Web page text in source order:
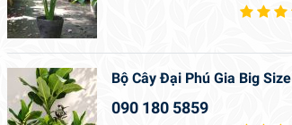
Bộ Cây Đại Phú Gia Big Size
090 180 5859